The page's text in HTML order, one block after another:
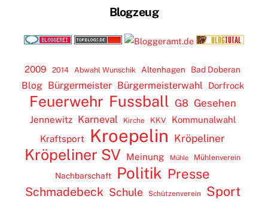
Blogzeug
2009 2014 Abwahl Wunschik Altenhagen Bad Doberan
Blog Bürgermeister Bürgermeisterwahl Dorfrock
Feuerwehr Fussball G8 Gesehen
Jennewitz Karneval Kirche KKV
Kommunalwahl
Kraftsport
Kroepelin Kröpeliner
Kröpeliner SV Meinung Mühle Mühlenverein
Nachbarschaft Politik Presse
Schmadebeck Schule Schützenverein Sport